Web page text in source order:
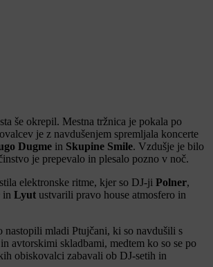
še okrepil. Mestna tržnica je pokala po
je z navdušenjem spremljala koncerte
Dugme in Skupine Smile. Vzdušje je bilo
je prepevalo in plesalo pozno v noč.
elektronske ritme, kjer so DJ-ji Polner,
in Lyut ustvarili pravo house atmosfero in
nastopili mladi Ptujčani, ki so navdušili s
avtorskimi skladbami, medtem ko so se po
obiskovalci zabavali ob DJ-setih in